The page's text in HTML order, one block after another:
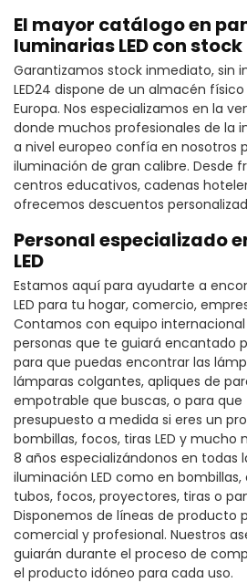
El mayor catálogo en
luminarias LED con
Garantizamos stock inmediato, sin
LED24 dispone de un almacén
Europa. Nos especializamos en la
donde muchos profesionales de la
a nivel europeo confía en nosotros
iluminación de gran calibre. Desde
centros educativos, cadenas
ofrecemos descuentos
Personal especializado
LED
Estamos aquí para ayudarte a
LED para tu hogar, comercio,
Contamos con equipo
personas que te guiará encantado
para que puedas encontrar las
lámparas colgantes, apliques de
empotrable que buscas, o para
presupuesto a medida si eres un
bombillas, focos, tiras LED y mucho
8 años especializándonos en todas
iluminación LED como en
tubos, focos, proyectores, tiras o
Disponemos de líneas de producto
comercial y profesional. Nuestros
guiarán durante el proceso de
el producto idóneo para cada uso.